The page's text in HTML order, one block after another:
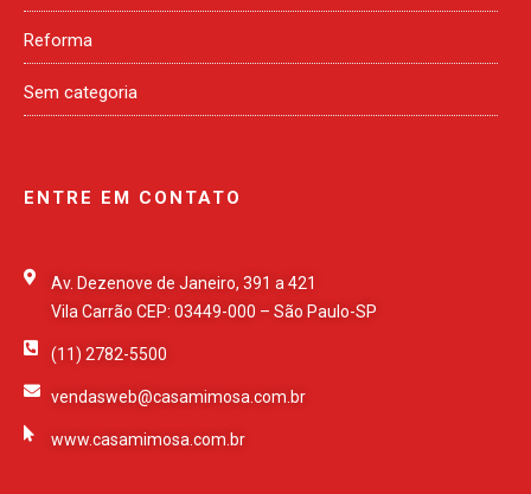
Reforma
Sem categoria
ENTRE EM CONTATO
Av. Dezenove de Janeiro, 391 a 421
Vila Carrão CEP: 03449-000 – São Paulo-SP
(11) 2782-5500
vendasweb@casamimosa.com.br
www.casamimosa.com.br